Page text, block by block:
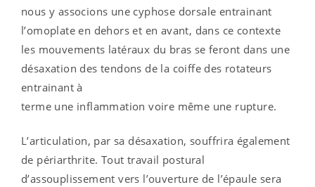
nous y associons une cyphose dorsale entrainant
l’omoplate en dehors et en avant, dans ce contexte
les mouvements latéraux du bras se feront dans une
désaxation des tendons de la coiffe des rotateurs
entrainant à
terme une inflammation voire même une rupture.
L’articulation, par sa désaxation, souffrira également
de périarthrite. Tout travail postural
d’assouplissement vers l’ouverture de l’épaule sera